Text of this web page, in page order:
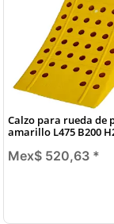
Calzo para rueda de
amarillo L475 B200
Mex$ 520,63 *